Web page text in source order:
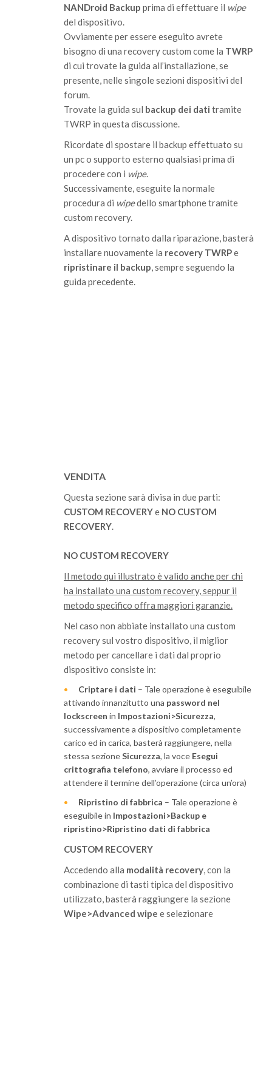
NANDroid Backup prima di effettuare il wipe
del dispositivo.
Ovviamente per essere eseguito avrete
bisogno di una recovery custom come la TWRP
di cui trovate la guida all’installazione, se
presente, nelle singole sezioni dispositivi del
forum.
Trovate la guida sul backup dei dati tramite
TWRP in questa discussione.
Ricordate di spostare il backup effettuato su
un pc o supporto esterno qualsiasi prima di
procedere con i wipe.
Successivamente, eseguite la normale
procedura di wipedello smartphone tramite
custom recovery.
A dispositivo tornato dalla riparazione, basterà
installare nuovamente la recovery TWRPe
ripristinare il backup, sempre seguendo la
guida precedente.
VENDITA
Questa sezione sarà divisa in due parti:
CUSTOM RECOVERYe NO CUSTOM
RECOVERY.
NO CUSTOM RECOVERY
Il metodo qui illustrato è valido anche per chi
ha installato una custom recovery, seppur il
metodo specifico offra maggiori garanzie.
Nel caso non abbiate installato una custom
recovery sul vostro dispositivo, il miglior
metodo per cancellare i dati dal proprio
dispositivo consiste in:
Criptare i dati – Tale operazione è eseguibile
attivando innanzitutto una password nel
lockscreen in Impostazioni>Sicurezza,
successivamente a dispositivo completamente
carico ed in carica, basterà raggiungere, nella
stessa sezioneSicurezza, la voce Esegui
crittografia telefono, avviare il processo ed
attendere il termine dell’operazione (circa un’ora)
Ripristino di fabbrica – Tale operazione è
eseguibile in Impostazioni>Backup e
ripristino>Ripristino dati di fabbrica
CUSTOM RECOVERY
Accedendo alla modalità recovery, con la
combinazione di tasti tipica del dispositivo
utilizzato, basterà raggiungere la sezione
Wipe>Advanced wipe e selezionare